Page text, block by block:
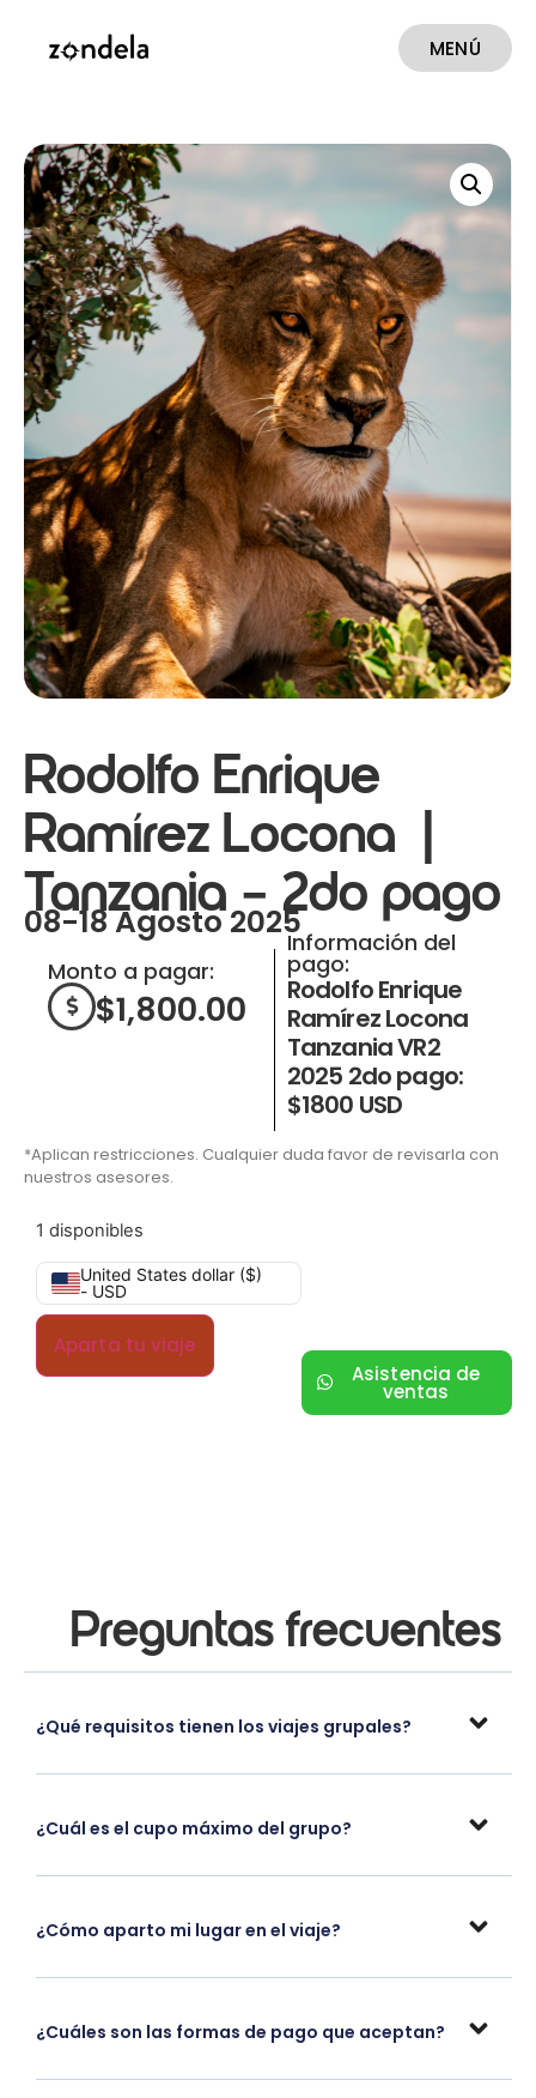
MENÚ
Rodolfo Enrique
Ramírez Locona |
Tanzania – 2do pago
08-18 Agosto 2025
Monto a pagar:
$1,800.00
Información del
pago:
Rodolfo Enrique
Ramírez Locona
Tanzania VR2
2025 2do pago:
$1800 USD
*Aplican restricciones. Cualquier duda favor de revisarla con
nuestros asesores.
1 disponibles
United States dollar ($)
- USD
Aparta tu viaje
Asistencia de
ventas
Preguntas frecuentes
¿Qué requisitos tienen los viajes grupales?
¿Cuál es el cupo máximo del grupo?
¿Cómo aparto mi lugar en el viaje?
¿Cuáles son las formas de pago que aceptan?